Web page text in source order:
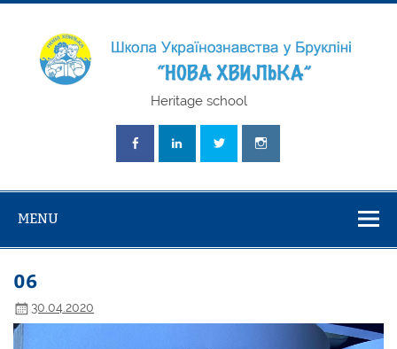
Skip
"Нова
Heritage school
MENU
06
30.04.2020